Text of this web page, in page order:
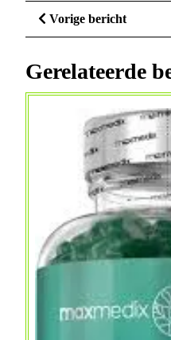
Berichtnavigatie
Vorige berichtVorige
bericht
Gerelateerde